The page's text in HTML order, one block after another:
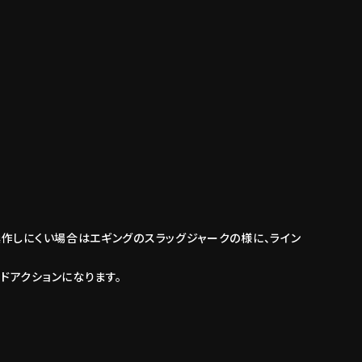
にくい場合はエギングのスラッグジャークの様に、ライン
クションになります。